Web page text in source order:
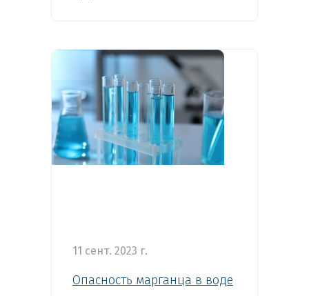
11 сент. 2023 г.
Опасность марганца в воде